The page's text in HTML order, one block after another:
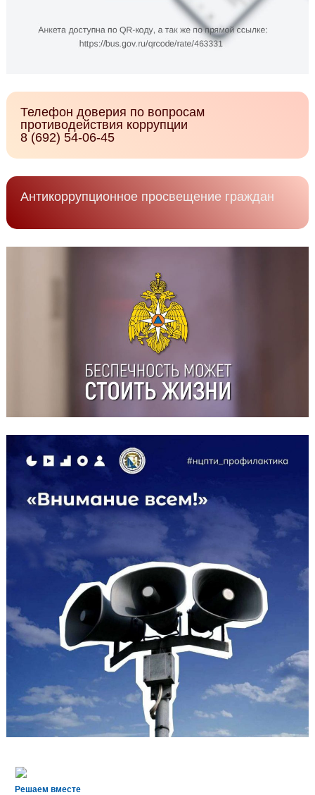
Телефон доверия по вопросам
противодействия коррупции
8 (692) 54-06-45
Антикоррупционное просвещение граждан
Решаем вместе